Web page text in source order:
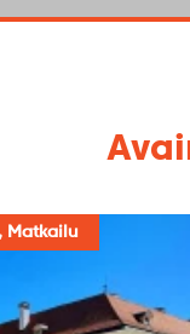
Matkailu